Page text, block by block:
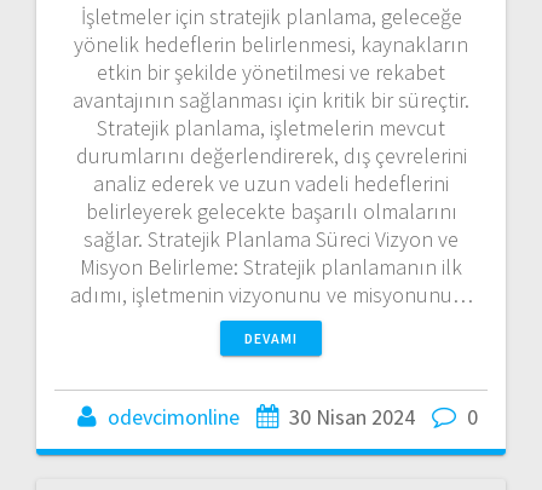
İşletmeler için stratejik planlama, geleceğe
yönelik hedeflerin belirlenmesi, kaynakların
etkin bir şekilde yönetilmesi ve rekabet
avantajının sağlanması için kritik bir süreçtir.
Stratejik planlama, işletmelerin mevcut
durumlarını değerlendirerek, dış çevrelerini
analiz ederek ve uzun vadeli hedeflerini
belirleyerek gelecekte başarılı olmalarını
sağlar. Stratejik Planlama Süreci Vizyon ve
Misyon Belirleme: Stratejik planlamanın ilk
adımı, işletmenin vizyonunu ve misyonunu…
DEVAMI
odevcimonline 30 Nisan 2024 0